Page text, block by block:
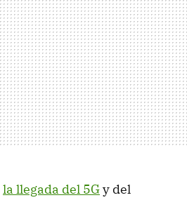
la llegada del 5Gy del